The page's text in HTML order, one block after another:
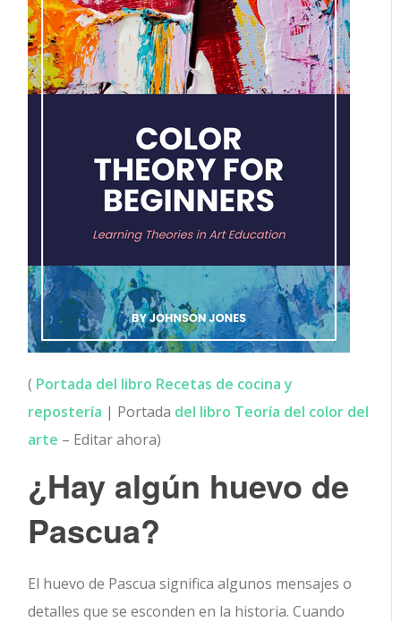
( Portada del libro Recetas de cocina y
repostería | Portada del libro Teoría del color del
arte – Editar ahora)
¿Hay algún huevo de
Pascua?
El huevo de Pascua significa algunos mensajes o
detalles que se esconden en la historia. Cuando